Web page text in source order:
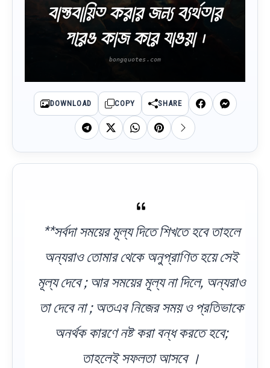
বাস্তবায়িত করার জন্য ব্যর্থতার
পরেও কাজ করে যাওয়া ।
DOWNLOAD COPY SHARE
**সর্বদা সময়ের মূল্য দিতে শিখতে হবে তাহলে
অন্যরাও তোমার থেকে অনুপ্রাণিত হয়ে সেই
মূল্য দেবে ; আর সময়ের মূল্য না দিলে, অন্যরাও
তা দেবে না ; অতএব নিজের সময় ও প্রতিভাকে
অনর্থক কারণে নষ্ট করা বন্ধ করতে হবে;
তাহলেই সফলতা আসবে ।